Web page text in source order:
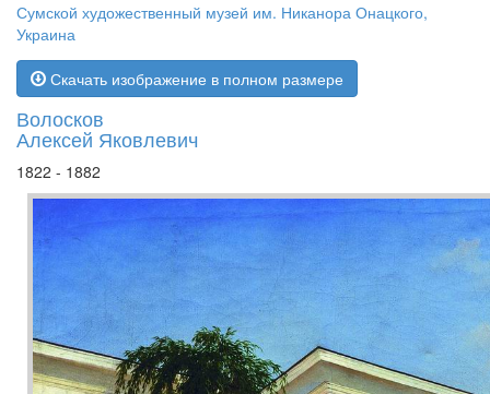
Сумской художественный музей им. Никанора Онацкого,
Украина
Скачать изображение в полном размере
Волосков
Алексей Яковлевич
1822 - 1882